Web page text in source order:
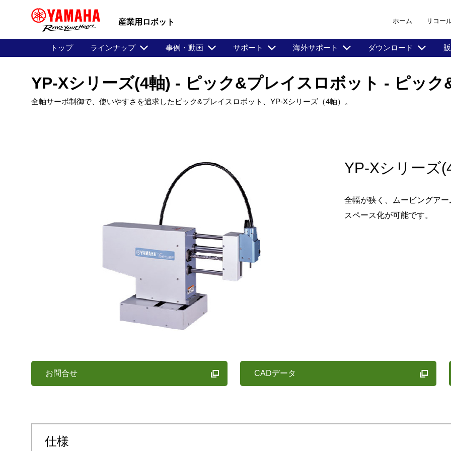
産業用ロボット ホーム リコー
トップ ラインナップ 事例・動画 サポート 海外サポート ダウンロード
YP-Xシリーズ(4軸) - ピック&プレイスロボット - ピック
全軸サーボ制御で、使いやすさを追求したピック&プレイスロボット、YP-Xシリーズ（4軸）。
YP-Xシリーズ
全幅が狭く、ムービングア
スペース化が可能です。
お問合せ CADデータ
仕様